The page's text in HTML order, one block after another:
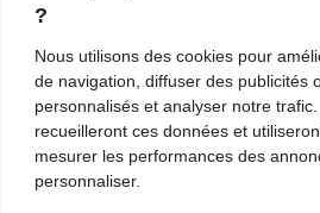
?
Nous utilisons des cookies pour
de navigation, diffuser des publicités
personnalisés et analyser notre
recueilleront ces données et
mesurer les performances des
personnaliser.
et de tendances. Notre équipe
propose quotidiennement de
France et à
Contactez-nous: